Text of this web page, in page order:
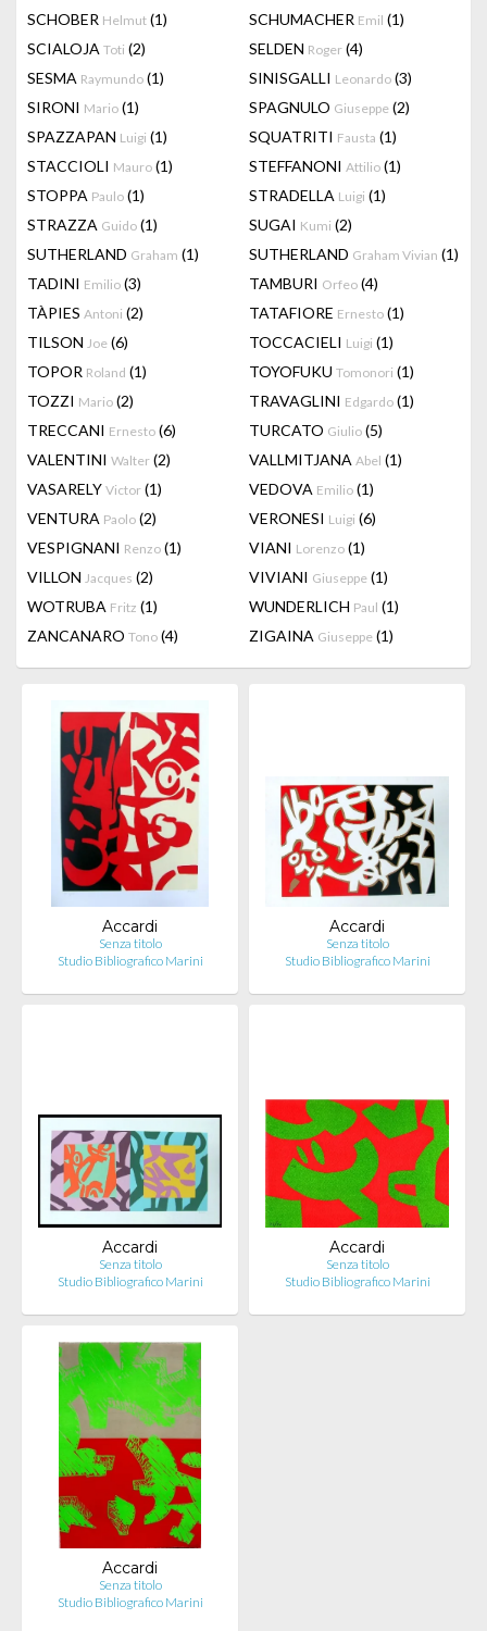
SCHOBER Helmut (1) SCHUMACHER Emil (1)
SCIALOJA Toti (2) SELDEN Roger (4)
SESMA Raymundo (1) SINISGALLI Leonardo (3)
SIRONI Mario (1) SPAGNULO Giuseppe (2)
SPAZZAPAN Luigi (1) SQUATRITI Fausta (1)
STACCIOLI Mauro (1) STEFFANONI Attilio (1)
STOPPA Paulo (1) STRADELLA Luigi (1)
STRAZZA Guido (1) SUGAI Kumi (2)
SUTHERLAND Graham (1) SUTHERLAND Graham Vivian (1)
TADINI Emilio (3) TAMBURI Orfeo (4)
TÀPIES Antoni (2) TATAFIORE Ernesto (1)
TILSON Joe (6) TOCCACIELI Luigi (1)
TOPOR Roland (1) TOYOFUKU Tomonori (1)
TOZZI Mario (2) TRAVAGLINI Edgardo (1)
TRECCANI Ernesto (6) TURCATO Giulio (5)
VALENTINI Walter (2) VALLMITJANA Abel (1)
VASARELY Victor (1) VEDOVA Emilio (1)
VENTURA Paolo (2) VERONESI Luigi (6)
VESPIGNANI Renzo (1) VIANI Lorenzo (1)
VILLON Jacques (2) VIVIANI Giuseppe (1)
WOTRUBA Fritz (1) WUNDERLICH Paul (1)
ZANCANARO Tono (4) ZIGAINA Giuseppe (1)
Accardi
Senza titolo
Studio Bibliografico Marini
Accardi
Senza titolo
Studio Bibliografico Marini
Accardi
Senza titolo
Studio Bibliografico Marini
Accardi
Senza titolo
Studio Bibliografico Marini
Accardi
Senza titolo
Studio Bibliografico Marini